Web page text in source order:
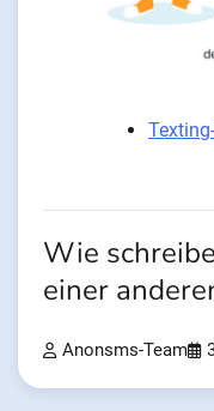
Wie
einer
Anonsms-Team